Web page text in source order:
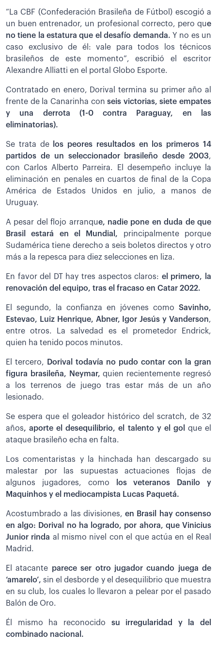
“La CBF (Confederación Brasileña de Fútbol) escogió a
un buen entrenador, un profesional correcto, pero que
no tiene la estatura que el desafío demanda. Y no es un
caso exclusivo de él: vale para todos los técnicos
brasileños de este momento”, escribió el escritor
Alexandre Alliatti en el portal Globo Esporte.
Contratado en enero, Dorival termina su primer año al
frente de la Canarinha conseis victorias, siete empates
y una derrota (1-0 contra Paraguay, en las
eliminatorias).
Se trata delos peores resultados en los primeros 14
partidos de un seleccionador brasileño desde 2003,
con Carlos Alberto Parreira. El desempeño incluye la
eliminación en penales en cuartos de final de la Copa
América de Estados Unidos en julio, a manos de
Uruguay.
A pesar del flojo arranque, nadie pone en duda de que
Brasil estará en el Mundial, principalmente porque
Sudamérica tiene derecho a seis boletos directos y otro
más a la repesca para diez selecciones en liza.
En favor del DT hay tres aspectos claros: el primero, la
renovación del equipo, tras el fracaso en Catar 2022.
El segundo, la confianza en jóvenes como Savinho,
Estevao, Luiz Henrique, Abner, Igor Jesús y Vanderson,
entre otros. La salvedad es el prometedor Endrick,
quien ha tenido pocos minutos.
El tercero,
Dorival todavía no pudo contar con la gran
figura brasileña, Neymar, quien recientemente regresó
a los terrenos de juego tras estar más de un año
lesionado.
Se espera que el goleador histórico del scratch, de 32
años, aporte el desequilibrio, el talento y el gol que el
ataque brasileño echa en falta.
Los comentaristas y la hinchada han descargado su
malestar por las supuestas actuaciones flojas de
algunos jugadores, como
los veteranos Danilo y
Maquinhos y el mediocampista Lucas Paquetá.
Acostumbrado a las divisiones,en Brasil hay consenso
en algo: Dorival no ha logrado, por ahora, que Vinicius
Junior rinda al mismo nivel con el que actúa en el Real
Madrid.
El atacante parece ser otro jugador cuando juega de
‘amarelo’, sin el desborde y el desequilibrio que muestra
en su club, los cuales lo llevaron a pelear por el pasado
Balón de Oro.
Él mismo ha reconocido su irregularidad y la del
combinado nacional.